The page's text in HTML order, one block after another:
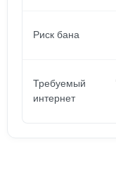
Риск бана
Требуемый
интернет